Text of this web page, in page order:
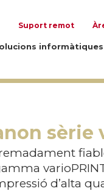
Suport remot
informàtiques
sèrie
d’alta